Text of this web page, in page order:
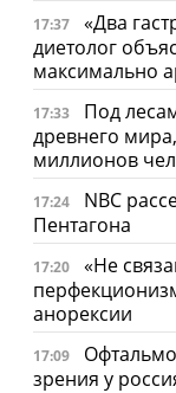
17:37
«Два
диетолог
максимально
17:33
Под
древнего
миллионов
17:24
NBC
Пентагона
17:20
«Не
анорексии
17:09
зрения у